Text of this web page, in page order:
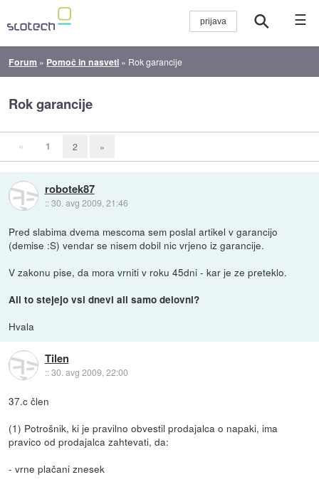
☰
Forum » Pomoč in nasveti » Rok garancije
Rok garancije
« 1 2 »
robotek87
::30. avg 2009, 21:46
Pred slabima dvema mescoma sem poslal artikel v garancijo
(demise :S) vendar se nisem dobil nic vrjeno iz garancije.
V zakonu pise, da mora vrniti v roku 45dni - kar je ze preteklo.
Ali to stejejo vsi dnevi ali samo delovni?
Hvala
Tilen
::30. avg 2009, 22:00
37.c člen
(1) Potrošnik, ki je pravilno obvestil prodajalca o napaki, ima
pravico od prodajalca zahtevati, da:
- vrne plačani znesek